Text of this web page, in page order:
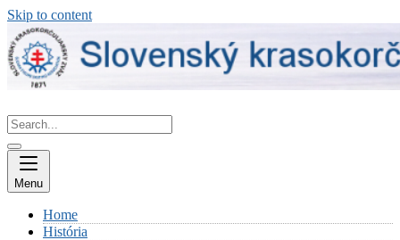
Skip to content
Menu
Home
História